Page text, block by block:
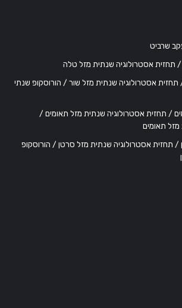
שרביט
2026 שור / תחזית אסטרולוגיה שנתית מזל שור / הורוסקופ שנתי
2026 תאומים / תחזית אסטרולוגיה שנתית מזל תאומים /
2026 סרטן / תחזית אסטרולוגיה שנתית מזל סרטן / הורוסקופ